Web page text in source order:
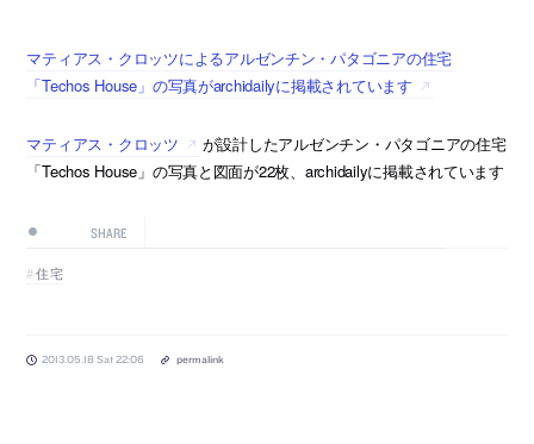
マティアス・クロッツによるアルゼンチン・パタゴニアの住宅
「Techos House」の写真がarchidailyに掲載されています
マティアス・クロッツ
が設計したアルゼンチン・パタゴニアの住宅
「Techos House」の写真と図面が22枚、archidailyに掲載されています
SHARE
住宅
2013.05.18 Sat 22:06 permalink